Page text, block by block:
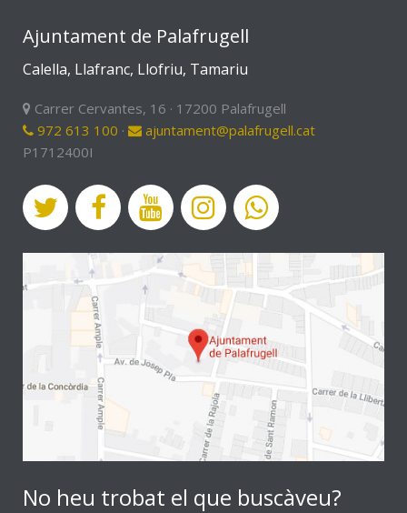
Ajuntament de Palafrugell
Calella, Llafranc, Llofriu, Tamariu
Carrer Cervantes, 16 · 17200 Palafrugell
972 613 100 ·
ajuntament@palafrugell.cat
P1712400I
No heu trobat el que buscàveu?